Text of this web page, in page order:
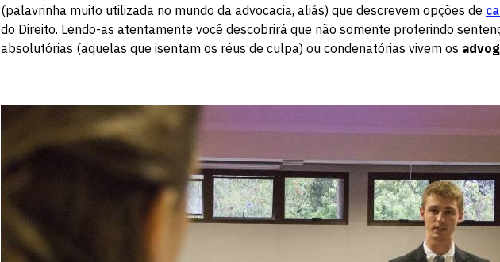
(palavrinha muito utilizada no mundo da advocacia, aliás) que descrevem opções de
do Direito. Lendo-as atentamente você descobrirá que não somente proferindo
absolutórias (aquelas que isentam os réus de culpa) ou condenatórias vivem os